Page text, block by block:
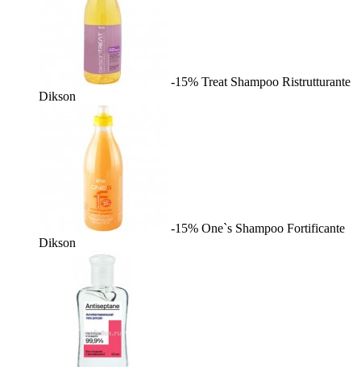
-15% Treat Shampoo Ristrutturante
Dikson
-15% One`s Shampoo Fortificante
Dikson